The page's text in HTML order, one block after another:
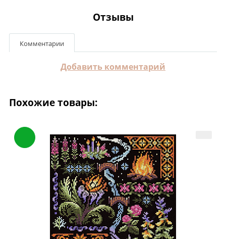
Отзывы
Комментарии
Добавить комментарий
Похожие товары: